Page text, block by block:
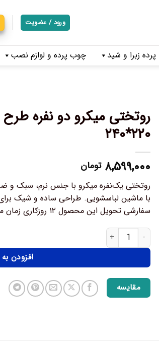
ورود / عضویت
پرده زبرا و شید چوب پرده و لوازم نصب
روتختی میکرو دو نفره
۲۲۰*۲۴۰
۸,۵۹۹,۰۰۰ تومان
روتختی یک‌نفره میکرو با جنس نرم، سبک
با ماشین لباسشویی. طراحی ساده و شیک
سفارشی تحویل این محصول ۱۲ روزکاری زمان میبرد.
افزودن
مقایسه